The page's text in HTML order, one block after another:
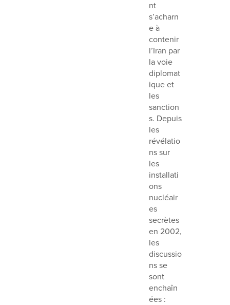
nt
s’acharn
e à
contenir
l’Iran par
la voie
diplomat
ique et
les
sanction
s. Depuis
les
révélatio
ns sur
les
installati
ons
nucléair
es
secrètes
en 2002,
les
discussio
ns se
sont
enchaîn
ées :